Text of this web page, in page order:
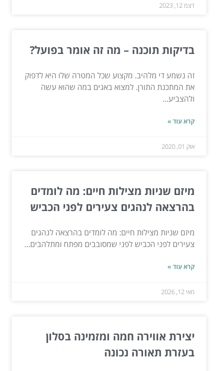
דצמ 12, 2023
בדיקות תוכנה – מה זה אומר בפועל?
זה נשמע די מלהיב. מקצוע שכל המטרה שלו היא לדפוק
את המתכנת התורן. למצוא באגים במה שהוא עשה
ולהצביע...
קרא עוד »
אוק 01, 2020
מיזם שניות מצילות חיים: מה לומדים
בהרצאה לנהגים צעירים לפני הכביש
מיזם שניות מצילות חיים: מה לומדים בהרצאה לנהגים
צעירים לפני הכביש לפני שמסובבים מפתח ומתלהבים...
קרא עוד »
מאי 12, 2026
יצירת אווירה חמה ומזמינה בסלון
בעזרת תאורה נכונה